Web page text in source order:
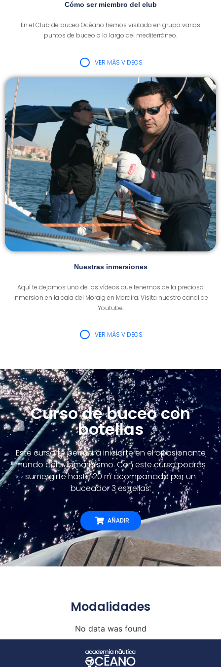
Cómo ser miembro del club
En el Club de buceo Océano hemos visitado en grupo varios
puntos de buceo a lo largo del mediterráneo.
VER MÁS VIDEOS
Nuestras inmersiones
Aquí te dejamos uno de los vídeos que tenemos de la preciosa
inmersion en la cala del Moraig en Moraira. Visita nuestro canal de
Youtube.
VER MÁS VIDEOS
Curso de buceo con
botellas
Este curso te permitirá iniciarte en el apasionante
mundo del submarinismo. Con este curso podrás
sumergirte hasta 20 m acompañado por un
buceador 3 estrellas.
AÑADIR
Modalidades
No data was found